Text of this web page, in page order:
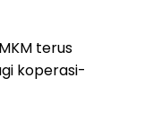
terus
koperasi-